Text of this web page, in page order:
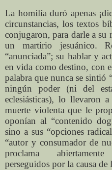
La homilía duró apenas
circunstancias, los textos
conjugaron, para darle a
un martirio jesuánico.
“anunciada”; su hablar y
en vida como destino, con
palabra que nunca se sintió
ningún poder (ni del
eclesiásticas), lo llevaron
muerte violenta que le
oponían al “contenido
sino a sus “opciones
“autor y consumador de
proclama
perseguidos por la causa